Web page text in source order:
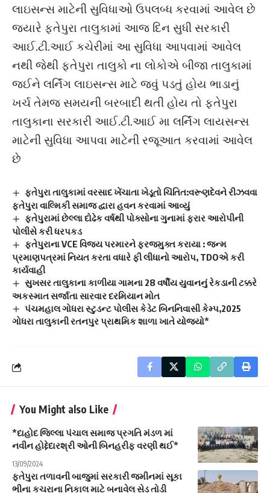
લાઇસન્સ માટેની સુવિધાઓ ઉપલબ્ધ કરવામાં આવેલ છે
જ્યારે ફતેપુરા તાલુકામાં આજ દિન સુધી સરકારી
આઈ.ટી.આઈ કચેરીમાં આ સુવિધા આપવામાં આવેલ
નથી જેથી ફતેપુરા તાલુકો ના લોકોએ બીજા તાલુકામાં
જઈને લર્નિંગ લાઇસન્સ માટે જવું પડતું હોય ભાડાનું
ખર્ચ તેમજ સમયની બરબાદી થતી હોય તો ફતેપુરા
તાલુકાના સરકારી આઈ.ટી.આઈ મા લર્નિંગ લાયસન્સ
માટેની સુવિધા આપવા માટેની રજૂઆત કરવામાં આવેલ
છે
ફતેપુરા તાલુકામાં વરસાદ ખેંચાતા ખેડૂતો ચિંતિત:વરૂણદેવને રીઝવવા
ફતેપુરા વાલ્મિકી સમાજ દ્વારા હવન કરવામાં આવ્યું
ફતેપુરામાં છેલ્લા દોઢેક વર્ષથી પોક્સોના ગુનામાં ફરાર આરોપીની
પોલીસે કરી ધરપકડ
ફતેપુરાના VCE વિજય પરમારને ફરજમુક્ત કરાયા : જન્મ
પ્રમાણપત્રમાં નિયત કરતા વધારે ફી લીધાનો આરોપ, TDOએ કરી
કાર્યવાહી
સુખસર તાલુકાના કાળીયા ગામના 28 વર્ષીય યુવાનનું રેકડાની ટક્કરે
અકસ્માત સર્જાતા સારવાર દરમિયાન મોત
પંચમહાલ ગોધરા સ્ટુડન્ટ પોલીસ કેડેટ બિનનિવાસી કેમ્પ,2025
ગોધરા તાલુકાની રતનપુર પ્રાથમિક શાળા ખાતે યોજ્યો*
You Might also Like
*દાહોદ જિલ્લા પંચાલ સમાજ પ્રગતિ મંડળ માં
નવીન હોદ્દેદારશ્રી ઓની બિનહરીફ વરણી થઈ*
13/09/2024
ફતેપુરા તળાવની બાજુમાં સરકારી જમીનમાં સૂકા
ભીના કચરાના નિકાલ માટે બનાવેલ સેડ તોડી